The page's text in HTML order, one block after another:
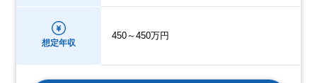
想定年収
450～450万円